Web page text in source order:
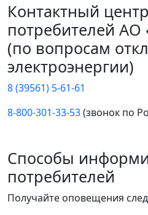
Контактный
потребителей АО
(по вопросам
электроэнергии)
8 (39561) 5-61-61
8-800-301-33-53(звонок по
Способы
потребителей
Получайте оповещения